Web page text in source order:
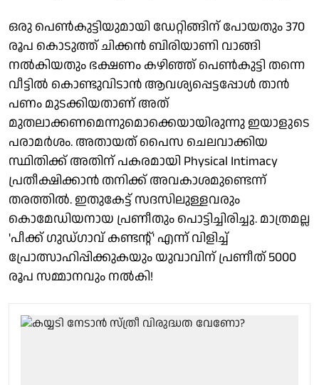
ഒരു പെൺകുട്ടിയുമായി ഡേറ്റിങ്ങിന് പോയതും 370
രൂപ കൊടുത്ത് ചിക്കൻ ബിരിയാണി വാങ്ങി
നൽകിയതും ഭക്ഷണം കഴിഞ്ഞ് പെൺകുട്ടി തന്നെ
വീട്ടിൽ കൊണ്ടുവിടാൻ ആവശ്യപ്പെട്ടപ്പോൾ താൻ
പണം മുടക്കിയതാണ് അത്
മുതലാക്കണമെന്നുമൊക്കെയായിരുന്നു ഇയാളുടെ
പരാമർശം. അതായത് പൈസ ചെലവാക്കിയ
സ്ഥിതിക്ക് അതിന് പകരമായി Physical Intimacy
പ്രതീക്ഷിക്കാൻ തനിക്ക് അവകാശമുണ്ടെന്ന്
തരത്തിൽ. ഇതുകേട്ട് സദസിലുള്ളവരും
കൊമേഡിയനായ പ്രണീതും പൊട്ടിച്ചിരിച്ചു. മാത്രമല്ല
'പീക്ക് ഗുഡ്ഗാവ് കണ്ടൻ്റ്' എന്ന് വിളിച്ച്
പ്രോത്സാഹിപ്പിക്കുകയും യുവാവിന് പ്രണീത് 5000
രൂപ സമ്മാനവും നൽകി!